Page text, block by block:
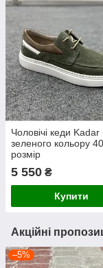
Чоловічі кеди Kadar
зеленого кольору 40
розмір
5 550 ₴
Купити
Акційні
–5%